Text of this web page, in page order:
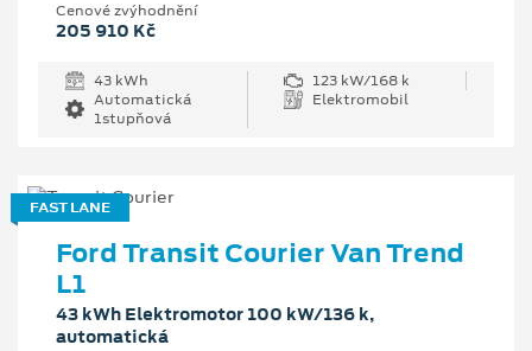
Cenové zvýhodnění
205 910 Kč
43 kWh
123 kW/168 k
Automatická
1stupňová
Elektromobil
FAST LANE
Ford Transit Courier Van Trend
L1
43 kWh Elektromotor 100 kW/136 k,
automatická